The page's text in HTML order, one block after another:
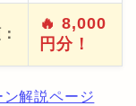
🔥 8,000
円分！
解説ページ